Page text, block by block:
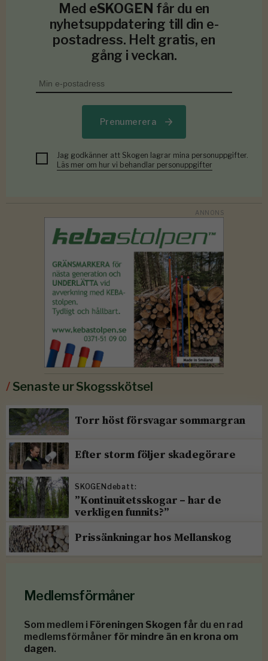
Med eSKOGEN får du en
nyhetsuppdatering till din e-
postadress. Helt gratis, en
gång i veckan.
Prenumerera
Jag godkänner att Skogen lagrar mina personuppgifter.
Läs mer om hur vi behandlar personuppgifter
/Senaste ur Skogsskötsel
Torr höst försvagar sommargran
Efter storm följer skadegörare
SKOGENdebatt:
”Kontinuitetsskogar – har de
verkligen funnits?”
Prissänkningar hos Mellanskog
Medlemsförmåner
Som medlem i Föreningen Skogen får du en rad
medlemsförmåner för mindre än en krona om
dagen.